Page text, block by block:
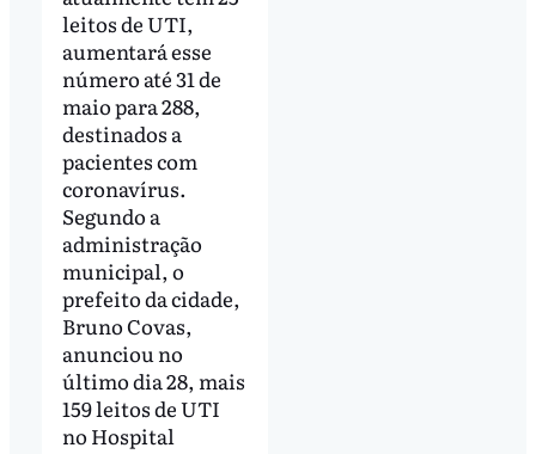
leitos de UTI,
aumentará esse
número até 31 de
maio para 288,
destinados a
pacientes com
coronavírus.
Segundo a
administração
municipal, o
prefeito da cidade,
Bruno Covas,
anunciou no
último dia 28, mais
159 leitos de UTI
no Hospital